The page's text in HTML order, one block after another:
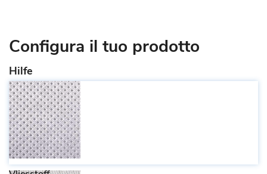
Configura il tuo prodotto
Hilfe